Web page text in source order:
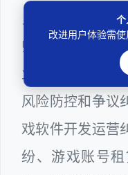
员、WEB前端
师多年，十分熟
业技术和行业规
风险防控和争议
戏软件开发运营
纷、游戏账号
个
改进用户体验需